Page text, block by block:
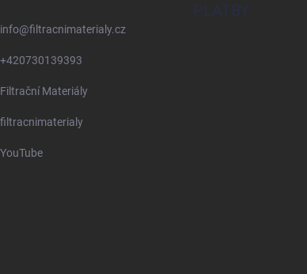
info@filtracnimaterialy.cz
+420730139393
Filtrační Materiály
filtracnimaterialy
YouTube
PLATBY